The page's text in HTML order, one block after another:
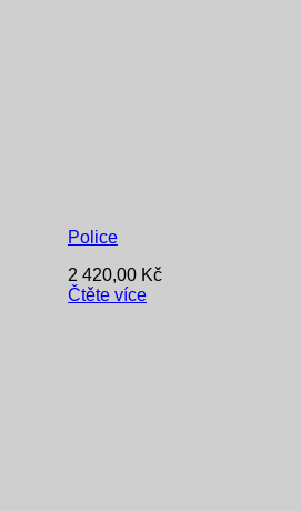
Police
2 420,00 Kč
Čtěte více